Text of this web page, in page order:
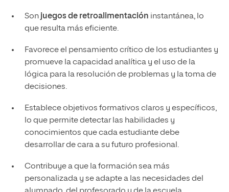
Sonjuegos de retroalimentación instantánea, lo
que resulta más eficiente.
Favorece el pensamiento crítico de los estudiantes y
promueve la capacidad analítica y el uso de la
lógica para la resolución de problemas y la toma de
decisiones.
Establece objetivos formativos claros y específicos,
lo que permite detectar las habilidades y
conocimientos que cada estudiante debe
desarrollar de cara a su futuro profesional.
Contribuye a que la formación sea más
personalizada y se adapte a las necesidades del